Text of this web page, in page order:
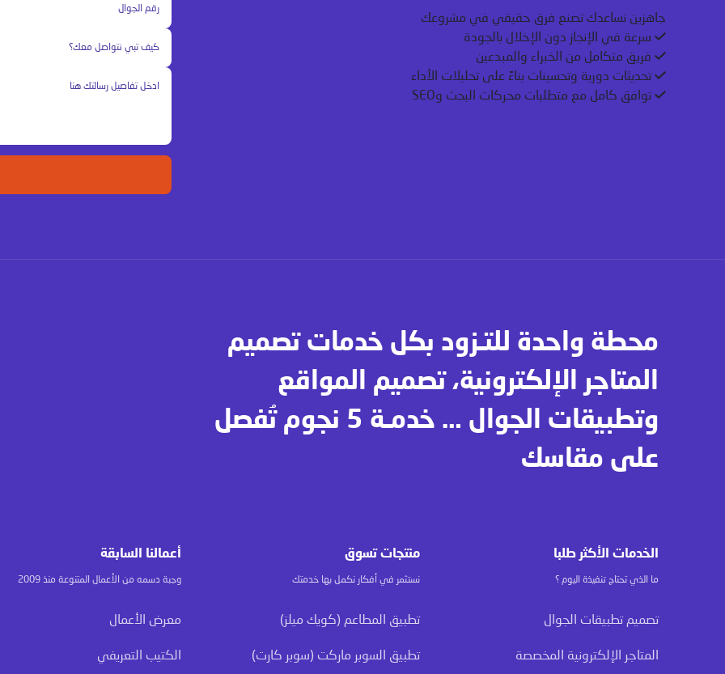
جاهزين نساعدك تصنع فرق حقيقي في مشروعك
سرعة في الإنجاز دون الإخلال بالجودة
فريق متكامل من الخبراء والمبدعين
تحديثات دورية وتحسينات بناءً على تحليلات الأداء
توافق كامل مع متطلبات محركات البحث وSEO
محطة واحدة للتـزود بكل خدمات تصميم
المتاجر الإلكترونية، تصميم المواقع
وتطبيقات الجوال … خدمـة 5 نجوم تُفصل
على مقاسك
الخدمات الأكثر طلبا
ما الذي تحتاج تنفيذة اليوم ؟
تصميم تطبيقات الجوال
المتاجر الإلكترونية المخصصة
منتجات تسوق
نستثمر في أفكار نكمل بها خدمتك
تطبيق المطاعم (كويك ميلز)
تطبيق السوبر ماركت (سوبر كارت)
أعمالنا السابقة
وجبة دسمه من الأعمال المتنوعة منذ 2009
معرض الأعمال
الكتيب التعريفي